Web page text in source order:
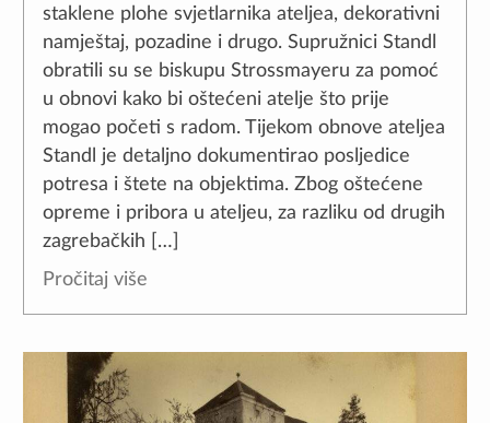
staklene plohe svjetlarnika ateljea, dekorativni
namještaj, pozadine i drugo. Supružnici Standl
obratili su se biskupu Strossmayeru za pomoć
u obnovi kako bi oštećeni atelje što prije
mogao početi s radom. Tijekom obnove ateljea
Standl je detaljno dokumentirao posljedice
potresa i štete na objektima. Zbog oštećene
opreme i pribora u ateljeu, za razliku od drugih
zagrebačkih […]
Pročitaj više